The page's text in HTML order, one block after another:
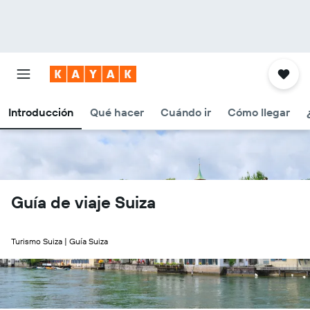
Introducción Qué hacer Cuándo ir Cómo llegar
Guía de viaje Suiza
Turismo Suiza | Guía Suiza